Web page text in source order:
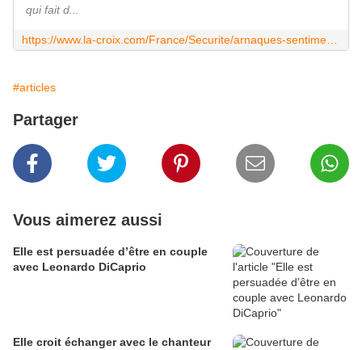
qui fait d...
#articles
Partager
Vous aimerez aussi
Elle est persuadée d’être en couple
avec Leonardo DiCaprio
Elle croit échanger avec le chanteur